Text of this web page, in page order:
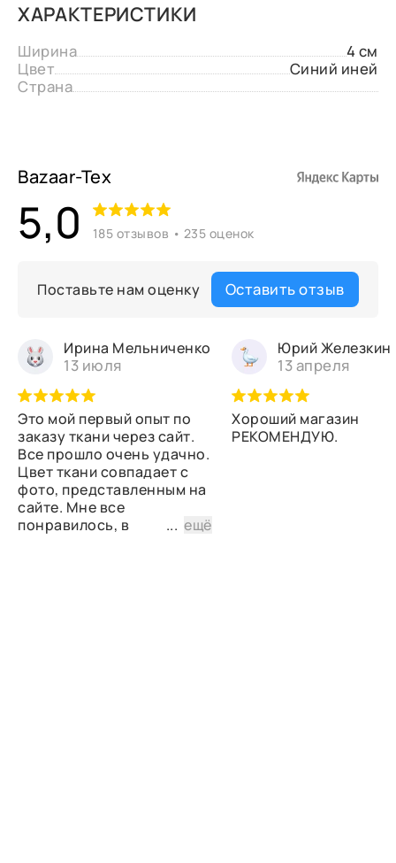
ХАРАКТЕРИСТИКИ
Ширина
4 см
Цвет
Синий иней
Страна
Bazaar-Tex
5,0 185 отзывов • 235 оценок
Поставьте нам оценку Оставить отзыв
Ирина Мельниченко
13 июля
Это мой первый опыт по
заказу ткани через сайт.
Все прошло очень удачно.
Цвет ткани совпадает с
фото, представленным на
сайте. Мне все
понравилось, в
...ещё
Юрий Железкин
13 апреля
Хороший магазин
РЕКОМЕНДУЮ.